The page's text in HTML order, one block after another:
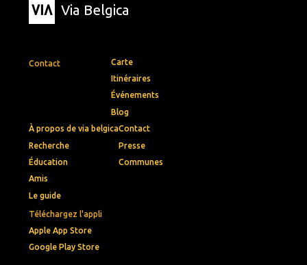
Via Belgica
Contact
Téléchargez l'appli
Apple App Store
Google Play Store
Carte
Itinéraires
Événements
Blog
À propos de via belgica
Recherche
Éducation
Amis
Le guide
Contact
Presse
Communes